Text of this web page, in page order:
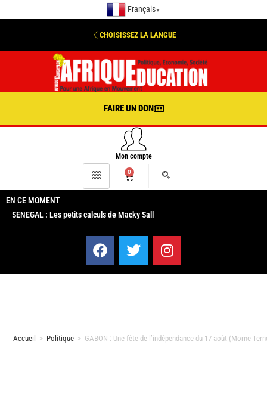
Français ▼
CHOISISSEZ LA LANGUE
FAIRE UN DON
Mon compte
0
EN CE MOMENT
SENEGAL : Les petits calculs de Macky Sall
Accueil > Politique > GABON : Une fête de l’indépendance du 17 août (Morne